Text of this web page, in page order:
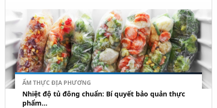
ẨM THỰC ĐỊA PHƯƠNG
Nhiệt độ tủ đông chuẩn: Bí quyết bảo quản thực
phẩm...